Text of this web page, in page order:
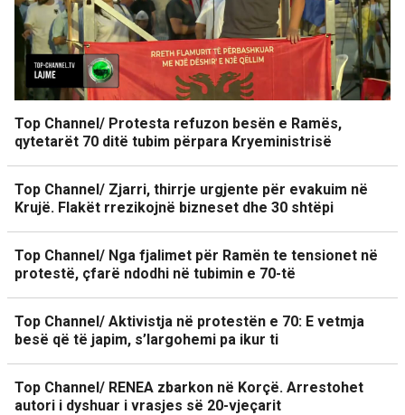
Top Channel/ Protesta refuzon besën e Ramës,
qytetarët 70 ditë tubim përpara Kryeministrisë
Top Channel/ Zjarri, thirrje urgjente për evakuim në
Krujë. Flakët rrezikojnë bizneset dhe 30 shtëpi
Top Channel/ Nga fjalimet për Ramën te tensionet në
protestë, çfarë ndodhi në tubimin e 70-të
Top Channel/ Aktivistja në protestën e 70: E vetmja
besë që të japim, s’largohemi pa ikur ti
Top Channel/ RENEA zbarkon në Korçë. Arrestohet
autori i dyshuar i vrasjes së 20-vjeçarit